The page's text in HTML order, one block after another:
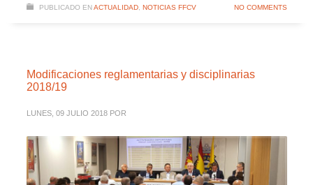
PUBLICADO EN ACTUALIDAD, NOTICIAS FFCV NO COMMENTS
Modificaciones reglamentarias y disciplinarias
2018/19
LUNES, 09 JULIO 2018 POR